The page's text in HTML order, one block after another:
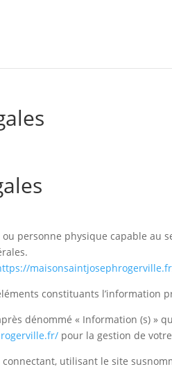
personne physique capable au
constituants l’information
dénommé « Information (s) »
pour la gestion de
utilisant le site